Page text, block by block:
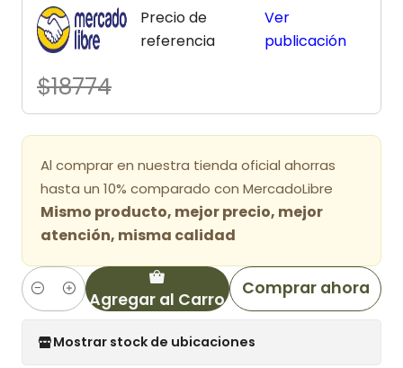
Precio de
referencia
$18774
Ver
publicación
Al comprar en nuestra tienda oficial ahorras
hasta un 10% comparado con MercadoLibre
Mismo producto, mejor precio, mejor
atención, misma calidad
Cantidad Agregar al Carro
Comprar ahora
Mostrar stock de ubicaciones